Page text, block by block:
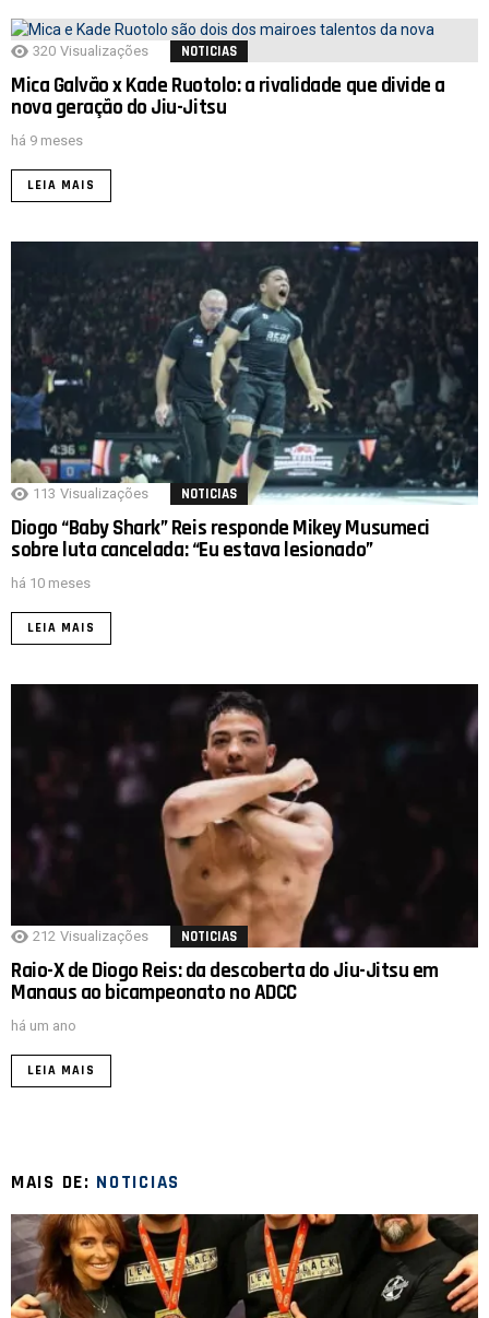
320 Visualizações NOTICIAS
Mica Galvão x Kade Ruotolo: a rivalidade que divide a
nova geração do Jiu-Jitsu
há 9 meses
LEIA MAIS
113 Visualizações NOTICIAS
Diogo “Baby Shark” Reis responde Mikey Musumeci
sobre luta cancelada: “Eu estava lesionado”
há 10 meses
LEIA MAIS
212 Visualizações NOTICIAS
Raio-X de Diogo Reis: da descoberta do Jiu-Jitsu em
Manaus ao bicampeonato no ADCC
há um ano
LEIA MAIS
MAIS DE: NOTICIAS